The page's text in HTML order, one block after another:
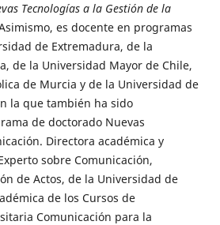
Tecnologías a la Gestión de la
es docente en programas
de Extremadura, de la
de la Universidad Mayor de Chile,
de Murcia y de la Universidad de
la que también ha sido
de doctorado Nuevas
Directora académica y
sobre Comunicación,
de Actos, de la Universidad de
de los Cursos de
Comunicación para la